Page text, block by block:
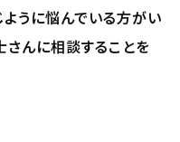
うに悩んでいる方がい
んに相談することを